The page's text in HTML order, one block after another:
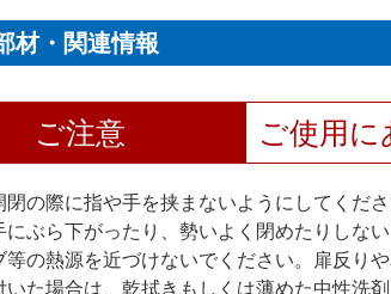
材・関連情報
ご注意 ご使用
の際に指や手を挟まないようにしてくださ
ぶら下がったり、勢いよく閉めたりしない
の熱源を近づけないでください。扉反りや
た場合は、乾拭きもしくは薄めた中性洗